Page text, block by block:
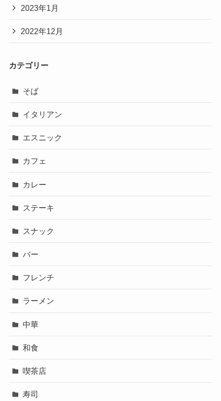
2023年1月
2022年12月
カテゴリー
そば
イタリアン
エスニック
カフェ
カレー
ステーキ
スナック
バー
フレンチ
ラーメン
中華
和食
喫茶店
寿司